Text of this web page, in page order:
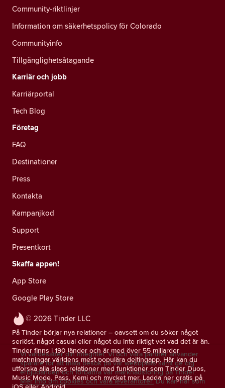
© 2026 Tinder LLC
På Tinder börjar nya relationer – oavsett om du söker något
seriöst, något casual eller något du inte riktigt vet vad det är än.
Tinder finns i 190 länder och är med över 55 miljarder
matchningar världens mest populära dejtingapp. Här kan du
utforska alla slags relationer med funktioner som Tinder Duos,
Music Mode, Pass, Kemi och mycket mer. Ladda ner gratis på
Community-riktlinjer
Information om säkerhetspolicy för Colorado
Communityinfo
Tillgänglighetsåtagande
Karriär och jobb
Karriärportal
Tech Blog
Företag
FAQ
Destinationer
Press
Kontakta
Kampanjkod
Support
Presentkort
Skaffa appen!
App Store
Google Play Store
Vi värdesätter din integritet. Vi och våra partner använder
spårare för att mäta besök på vår webbplats samt ge dig
erbjudanden och förbättra vår marknadsföring på Tinder.
Mer info om cookies och våra leverantörer. Du kan när som